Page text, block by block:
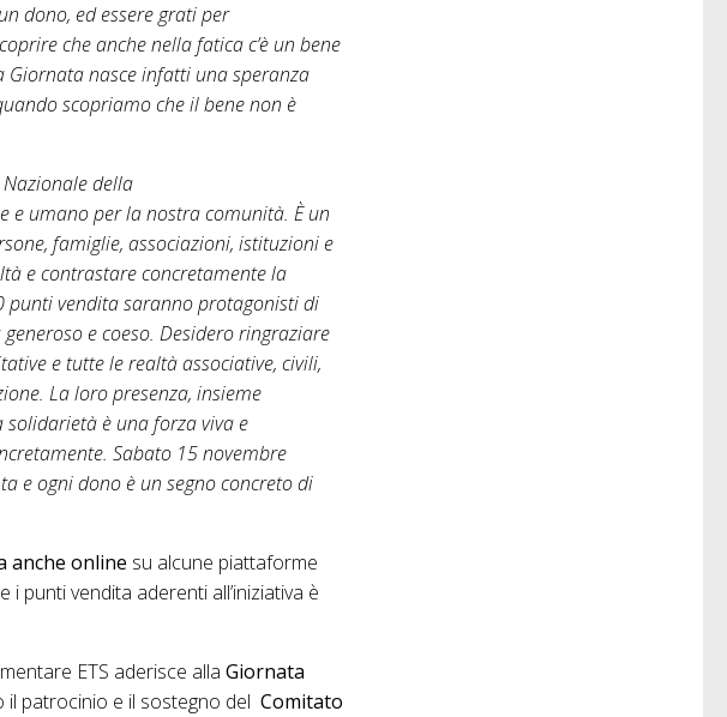
dono, ed essere grati per
che anche nella fatica c’è un bene
Giornata nasce infatti una speranza
scopriamo che il bene non è
della
e umano per la nostra comunità. È un
famiglie, associazioni, istituzioni e
e contrastare concretamente la
punti vendita saranno protagonisti di
e coeso. Desidero ringraziare
e tutte le realtà associative, civili,
La loro presenza, insieme
è una forza viva e
Sabato 15 novembre
e ogni dono è un segno concreto di
anche online su alcune piattaforme
punti vendita aderenti all’iniziativa è
ETS aderisce allaGiornata
il patrocinio e il sostegno delComitato